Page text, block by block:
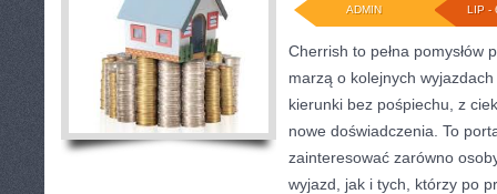
LIP -
ADMIN
Cherrish to pełna pomysłów
marzą o kolejnych
kierunki bez pośpiechu, z
nowe doświadczenia. To
zainteresować zarówno
wyjazd, jak i tych, którzy po